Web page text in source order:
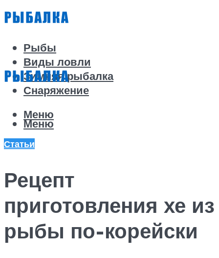
Рыбы
Виды ловли
Зимняя рыбалка
Снаряжение
Меню
Меню
Статьи
Рецепт
приготовления хе из
рыбы по-корейски